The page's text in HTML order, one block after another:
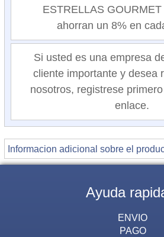
ESTRELLAS
ahorran un 8% en
Si usted es una empresa
cliente importante y desea
nosotros, registrese
enlace.
Informacion adicional sobre el
Ayuda
ENVIO
PAGO